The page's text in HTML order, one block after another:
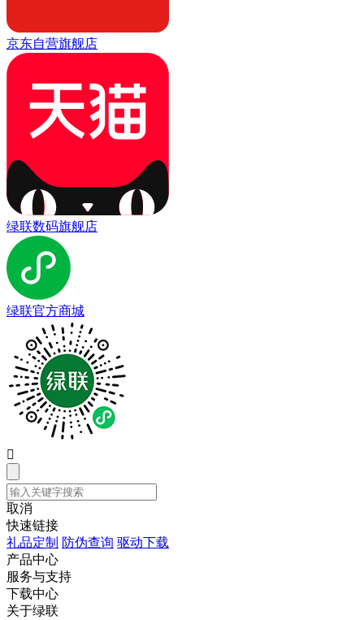
京东自营旗舰店
绿联数码旗舰店
绿联官方商城

取消
快速链接
礼品定制 防伪查询 驱动下载
产品中心
服务与支持
下载中心
关于绿联